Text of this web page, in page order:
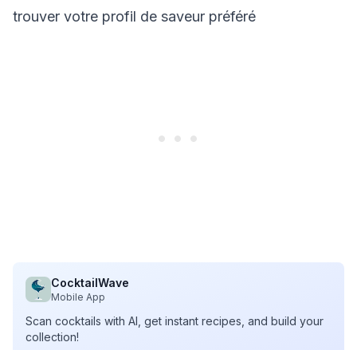
trouver votre profil de saveur préféré
CocktailWave
Mobile App
Scan cocktails with AI, get instant recipes, and build your
collection!